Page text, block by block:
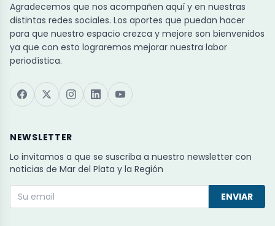
Agradecemos que nos acompañen aquí y en nuestras
distintas redes sociales. Los aportes que puedan hacer
para que nuestro espacio crezca y mejore son bienvenidos
ya que con esto lograremos mejorar nuestra labor
periodística.
NEWSLETTER
Lo invitamos a que se suscriba a nuestro newsletter con
noticias de Mar del Plata y la Región
ENVIAR